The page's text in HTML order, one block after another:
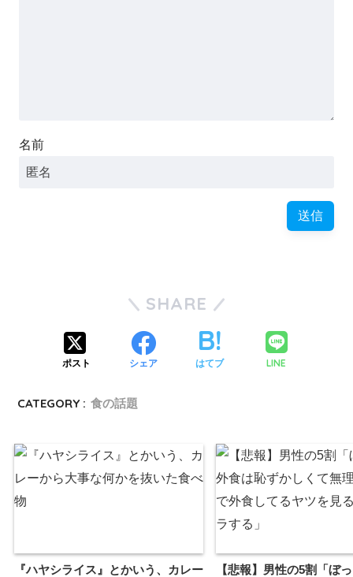
名前
SHARE
ポスト シェア はてブ LINE
CATEGORY : 食の話題
『ハヤシライス』とかいう、カレー
【悲報】男性の5割「ぼ